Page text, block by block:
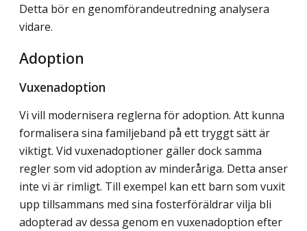
Detta bör en genomförandeutredning analysera
vidare.
Adoption
Vuxenadoption
Vi vill modernisera reglerna för adoption. Att kunna
formalisera sina familjeband på ett tryggt sätt är
viktigt. Vid vuxenadoptioner gäller dock samma
regler som vid adoption av minderåriga. Detta anser
inte vi är rimligt. Till exempel kan ett barn som vuxit
upp tillsammans med sina fosterföräldrar vilja bli
adopterad av dessa genom en vuxenadoption efter